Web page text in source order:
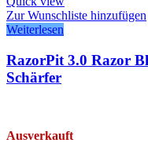
Zur Wunschliste hinzufügen
Weiterlesen
RazorPit 3.0 Razor
Schärfer
Ausverkauft